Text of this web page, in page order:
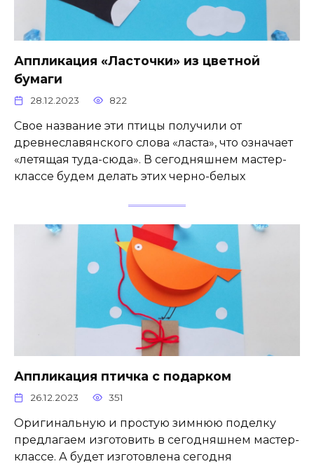
Аппликация «Ласточки» из цветной
бумаги
28.12.2023 822
Свое название эти птицы получили от
древнеславянского слова «ласта», что означает
«летящая туда-сюда». В сегодняшнем мастер-
классе будем делать этих черно-белых
Аппликация птичка с подарком
26.12.2023 351
Оригинальную и простую зимнюю поделку
предлагаем изготовить в сегодняшнем мастер-
классе. А будет изготовлена сегодня